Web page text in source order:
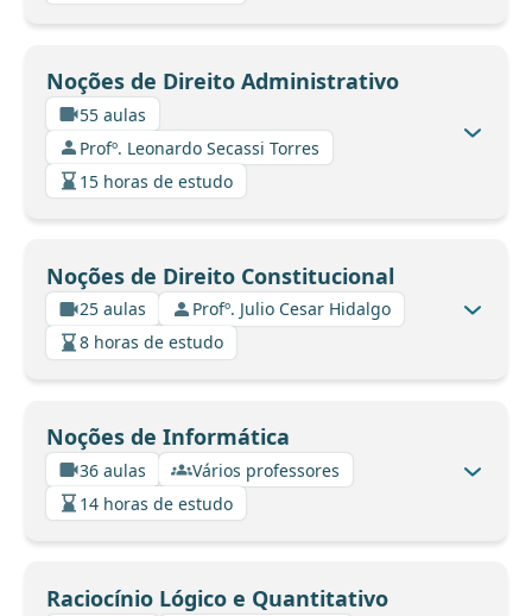
Noções de Direito Administrativo
55 aulas
Profº. Leonardo Secassi Torres
15 horas de estudo
Noções de Direito Constitucional
25 aulas
Profº. Julio Cesar Hidalgo
8 horas de estudo
Noções de Informática
36 aulas
Vários professores
14 horas de estudo
Raciocínio Lógico e Quantitativo